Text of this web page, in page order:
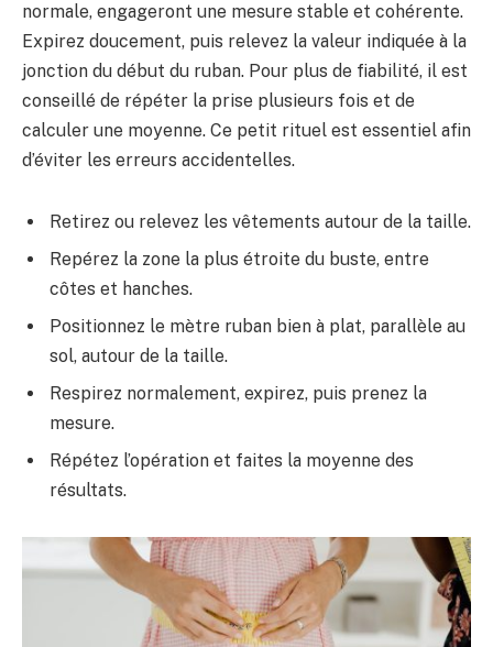
normale, engageront une mesure stable et cohérente.
Expirez doucement, puis relevez la valeur indiquée à la
jonction du début du ruban. Pour plus de fiabilité, il est
conseillé de répéter la prise plusieurs fois et de
calculer une moyenne. Ce petit rituel est essentiel afin
d’éviter les erreurs accidentelles.
Retirez ou relevez les vêtements autour de la taille.
Repérez la zone la plus étroite du buste, entre
côtes et hanches.
Positionnez le mètre ruban bien à plat, parallèle au
sol, autour de la taille.
Respirez normalement, expirez, puis prenez la
mesure.
Répétez l’opération et faites la moyenne des
résultats.